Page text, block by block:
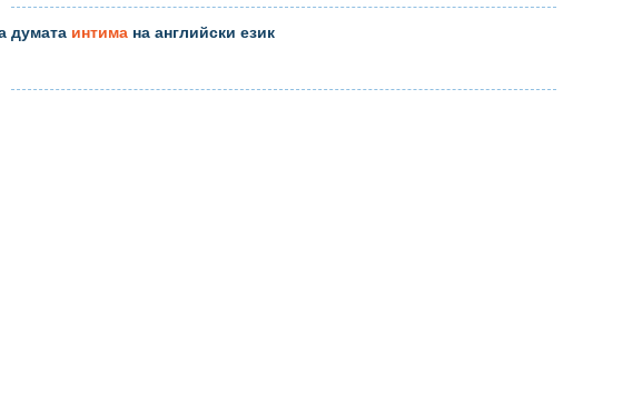
думата интима на английски език